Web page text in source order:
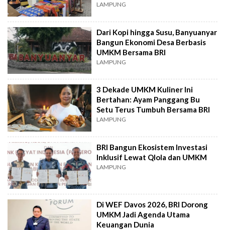
LAMPUNG
Dari Kopi hingga Susu, Banyuanyar
Bangun Ekonomi Desa Berbasis
UMKM Bersama BRI
LAMPUNG
3 Dekade UMKM Kuliner Ini
Bertahan: Ayam Panggang Bu
Setu Terus Tumbuh Bersama BRI
LAMPUNG
BRI Bangun Ekosistem Investasi
Inklusif Lewat Qlola dan UMKM
LAMPUNG
Di WEF Davos 2026, BRI Dorong
UMKM Jadi Agenda Utama
Keuangan Dunia